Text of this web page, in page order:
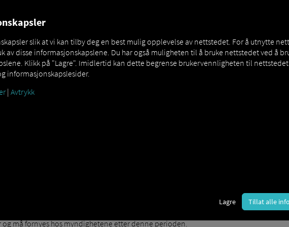
sjåførens
kan sees av myndighetene under inspeksjoner. Derfor må hver sjåfør ha sitt eget
vært lovpålagt siden mai 2006 gjennom forordning (EF) nr. 561/2006
må fornyes hos myndighetene etter denne perioden.
slik at vi kan tilby deg en best mulig opplevelse av nettstedet. For å utnytte
disse informasjonskapslene. Du har også muligheten til å bruke nettstedet ved å
Klikk på "Lagre". Imidlertid kan dette begrense brukervennligheten til
informasjonskapslesider.
| Avtrykk
Lagre Tillat alle